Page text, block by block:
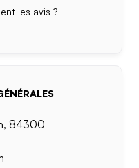
les avis ?
84300